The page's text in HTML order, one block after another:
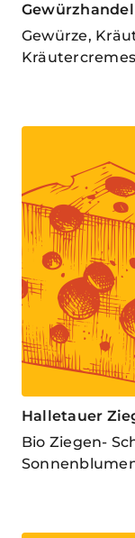
Gewürze,
Halletauer
Bio Ziegen-